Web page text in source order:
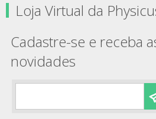
Loja Virtual da
Cadastre-se e receba
novidades